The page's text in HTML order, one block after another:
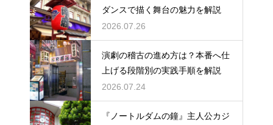
ダンスで描く舞台の魅力を解説
2026.07.26
演劇の稽古の進め方は？本番へ仕
上げる段階別の実践手順を解説
2026.07.24
『ノートルダムの鐘』主人公カジ